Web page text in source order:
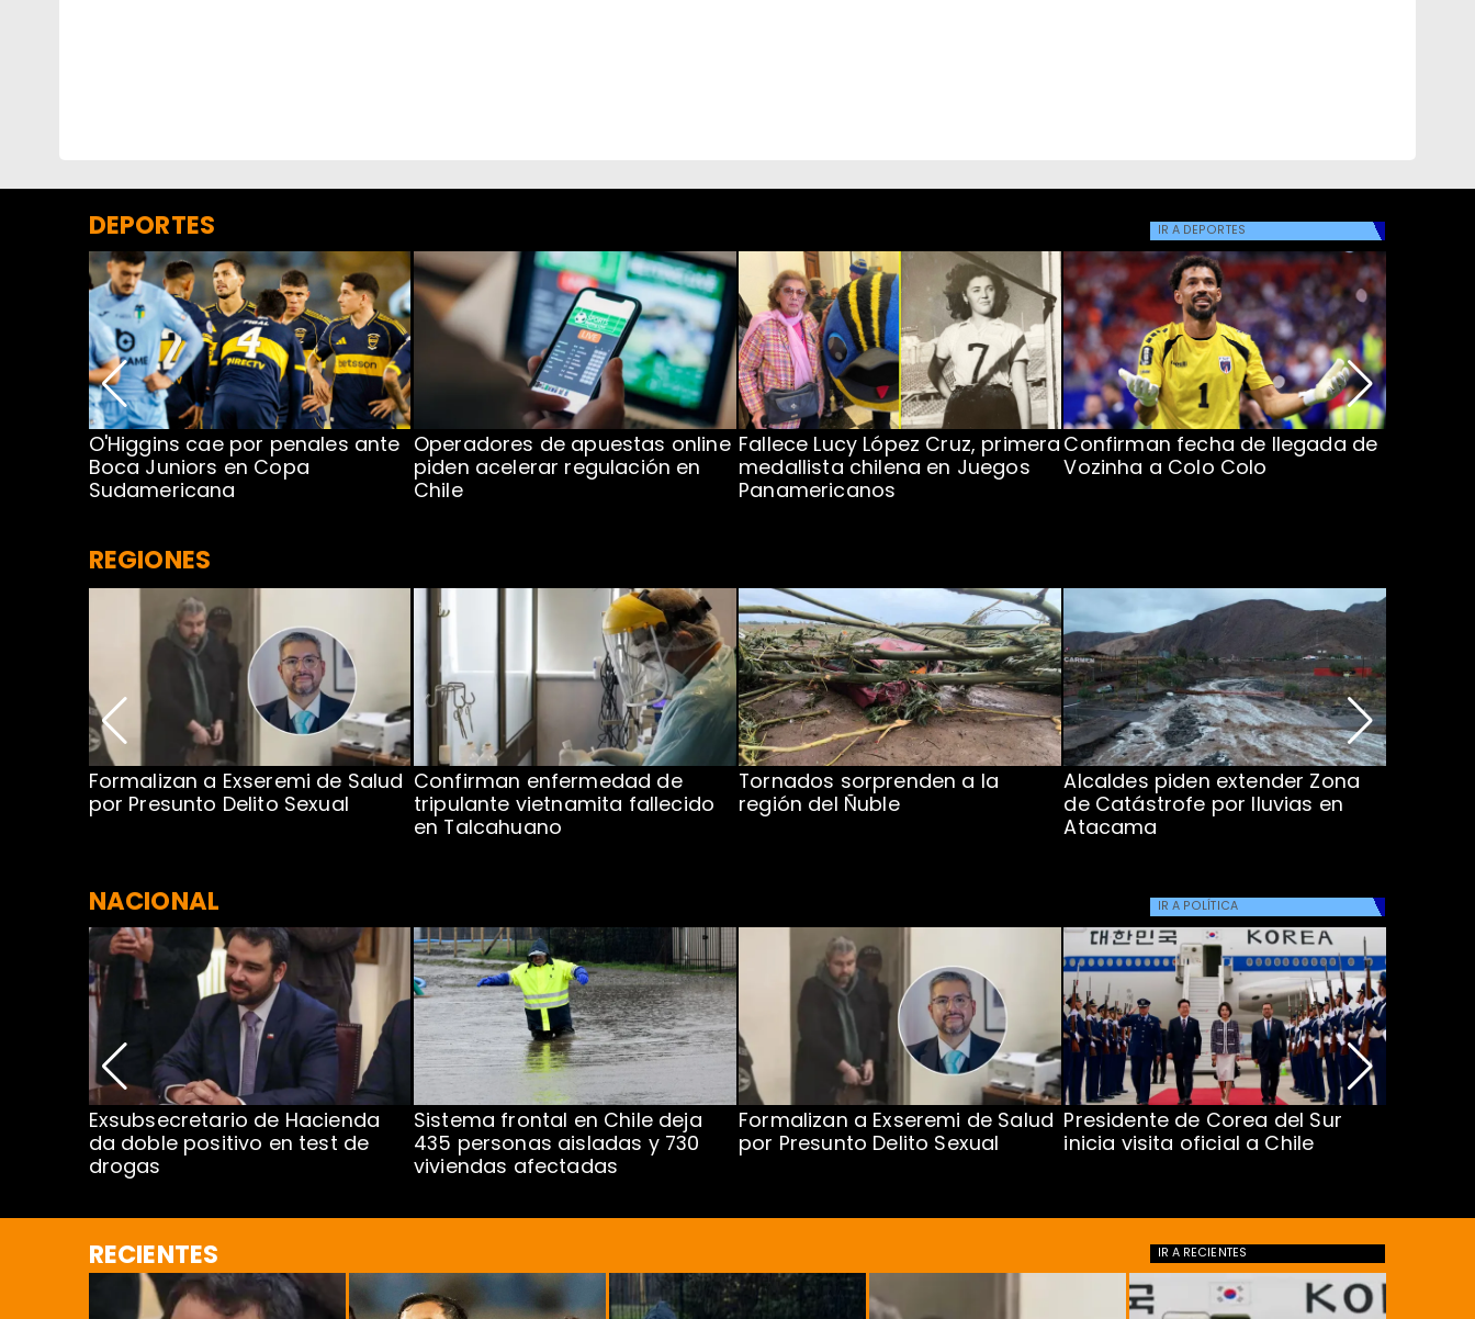
DEPORTES IR A DEPORTES
O'Higgins cae por penales ante
Boca Juniors en Copa
Sudamericana
Operadores de apuestas online
piden acelerar regulación en
Chile
Fallece Lucy López Cruz, primera
medallista chilena en Juegos
Panamericanos
Confirman fecha de llegada de
Vozinha a Colo Colo
REGIONES
Formalizan a Exseremi de Salud
por Presunto Delito Sexual
Confirman enfermedad de
tripulante vietnamita fallecido
en Talcahuano
Tornados sorprenden a la
región del Ñuble
Alcaldes piden extender Zona
de Catástrofe por lluvias en
Atacama
NACIONAL IR A POLÍTICA
Exsubsecretario de Hacienda
da doble positivo en test de
drogas
Sistema frontal en Chile deja
435 personas aisladas y 730
viviendas afectadas
Formalizan a Exseremi de Salud
por Presunto Delito Sexual
Presidente de Corea del Sur
inicia visita oficial a Chile
RECIENTES IR A RECIENTES